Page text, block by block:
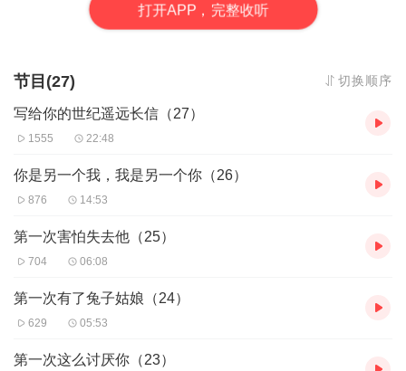
打开APP，完整收听
节目(27) 切换顺序
写给你的世纪遥远长信（27）
1555 22:48
你是另一个我，我是另一个你（26）
876 14:53
第一次害怕失去他（25）
704 06:08
第一次有了兔子姑娘（24）
629 05:53
第一次这么讨厌你（23）